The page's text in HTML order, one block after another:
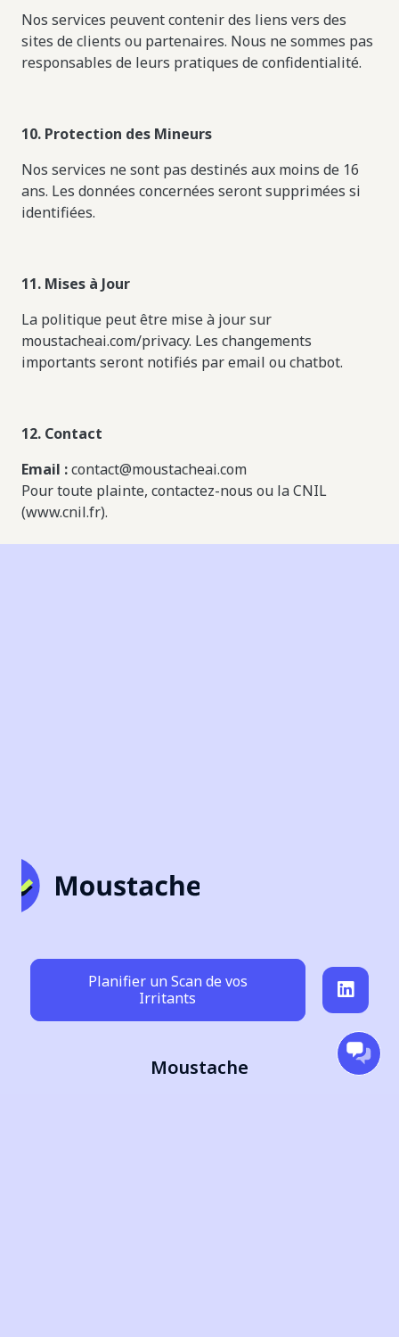
Nos services peuvent contenir des liens vers des
sites de clients ou partenaires. Nous ne sommes pas
responsables de leurs pratiques de confidentialité.
10. Protection des Mineurs
Nos services ne sont pas destinés aux moins de 16
ans. Les données concernées seront supprimées si
identifiées.
11. Mises à Jour
La politique peut être mise à jour sur
moustacheai.com/privacy. Les changements
importants seront notifiés par email ou chatbot.
12. Contact
Email :contact@moustacheai.com
Pour toute plainte, contactez-nous ou la CNIL
(www.cnil.fr).
Planifier un Scan de vos
Irritants
Moustache